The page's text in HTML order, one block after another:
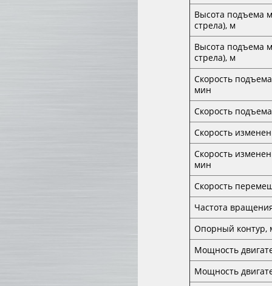
Высота подъема
стрела), м
Высота подъема
стрела), м
Скорость
мин
Скорость
Скорость
Скорость
мин
Скорость
Частота
Опорный контур,
Мощность
Мощность